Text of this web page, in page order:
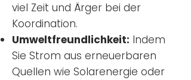
viel Zeit und Ärger bei der
Koordination.
Umweltfreundlichkeit: Indem
Sie Strom aus erneuerbaren
Quellen wie Solarenergie oder